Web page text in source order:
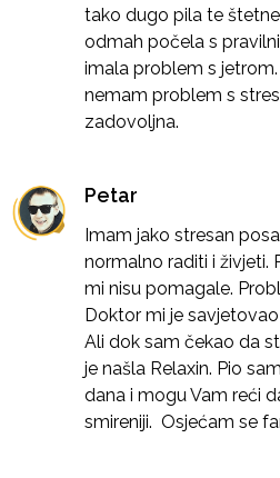
tako dugo pila te
odmah počela s
imala problem s
nemam problem s
zadovoljna.
Petar
Imam jako stresan
normalno raditi i živjeti.
mi nisu pomagale.
Doktor mi je
Ali dok sam čekao da
je našla Relaxin. Pio
dana i mogu Vam reći
smireniji. Osjećam se